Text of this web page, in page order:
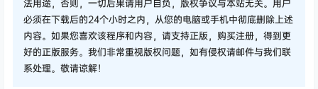
法用途，否则，一切后果请用户自负，版权争议与本站无关。用户
必须在下载后的24个小时之内，从您的电脑或手机中彻底删除上述
内容。如果您喜欢该程序和内容，请支持正版，购买注册，得到更
好的正版服务。我们非常重视版权问题，如有侵权请邮件与我们联
系处理。敬请谅解！